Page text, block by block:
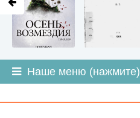
Наше меню (нажмите)